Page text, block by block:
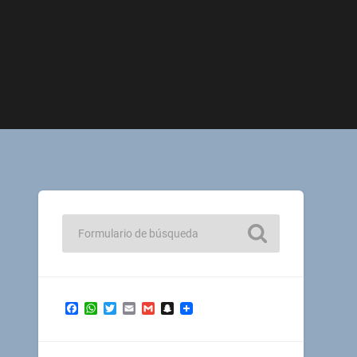
Facebook
WhatsApp
TwitterEmailGmailSnapchat